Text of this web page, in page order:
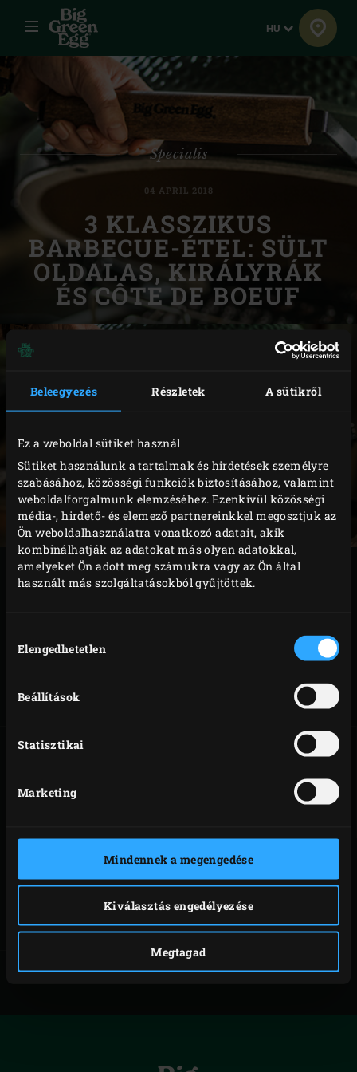
Beleegyezés Részletek A sütikről
Ez a weboldal sütiket használ
Sütiket használunk a tartalmak és hirdetések személyre
szabásához, közösségi funkciók biztosításához, valamint
weboldalforgalmunk elemzéséhez. Ezenkívül közösségi
média-, hirdető- és elemező partnereinkkel megosztjuk az
Ön weboldalhasználatra vonatkozó adatait, akik
kombinálhatják az adatokat más olyan adatokkal,
amelyeket Ön adott meg számukra vagy az Ön által
használt más szolgáltatásokból gyűjtöttek.
kiválasztása
Elengedhetetlen
Beállítások
Statisztikai
Marketing
Mindennek a megengedése
Kiválasztás engedélyezése
Megtagad
Menü Nyelv
HU
Specialis
04 APRIL 2018
3 KLASSZIKUS
BARBECUE-ÉTEL: SÜLT
OLDALAS, KIRÁLYRÁK
ÉS CÔTE DE BOEUF
A hagyományos barbecue-ételek elkészítése rendkívül
egyszerű a Big Green Eggben. Mit szólna egy közvetett hő
Vagy egy ízletes királyrákhoz? Vagy inkább egy szaftos,
testes, fordított sütéssel készült côte de boeuf? Merítsen
ihletet ezekből az alapreceptekből, és élvezze a páratlan
ízeket és aromákat.
GRILLEZETT
KIRÁLYRÁK
MANGÓ- ÉS
CÔTE DE BOEUF